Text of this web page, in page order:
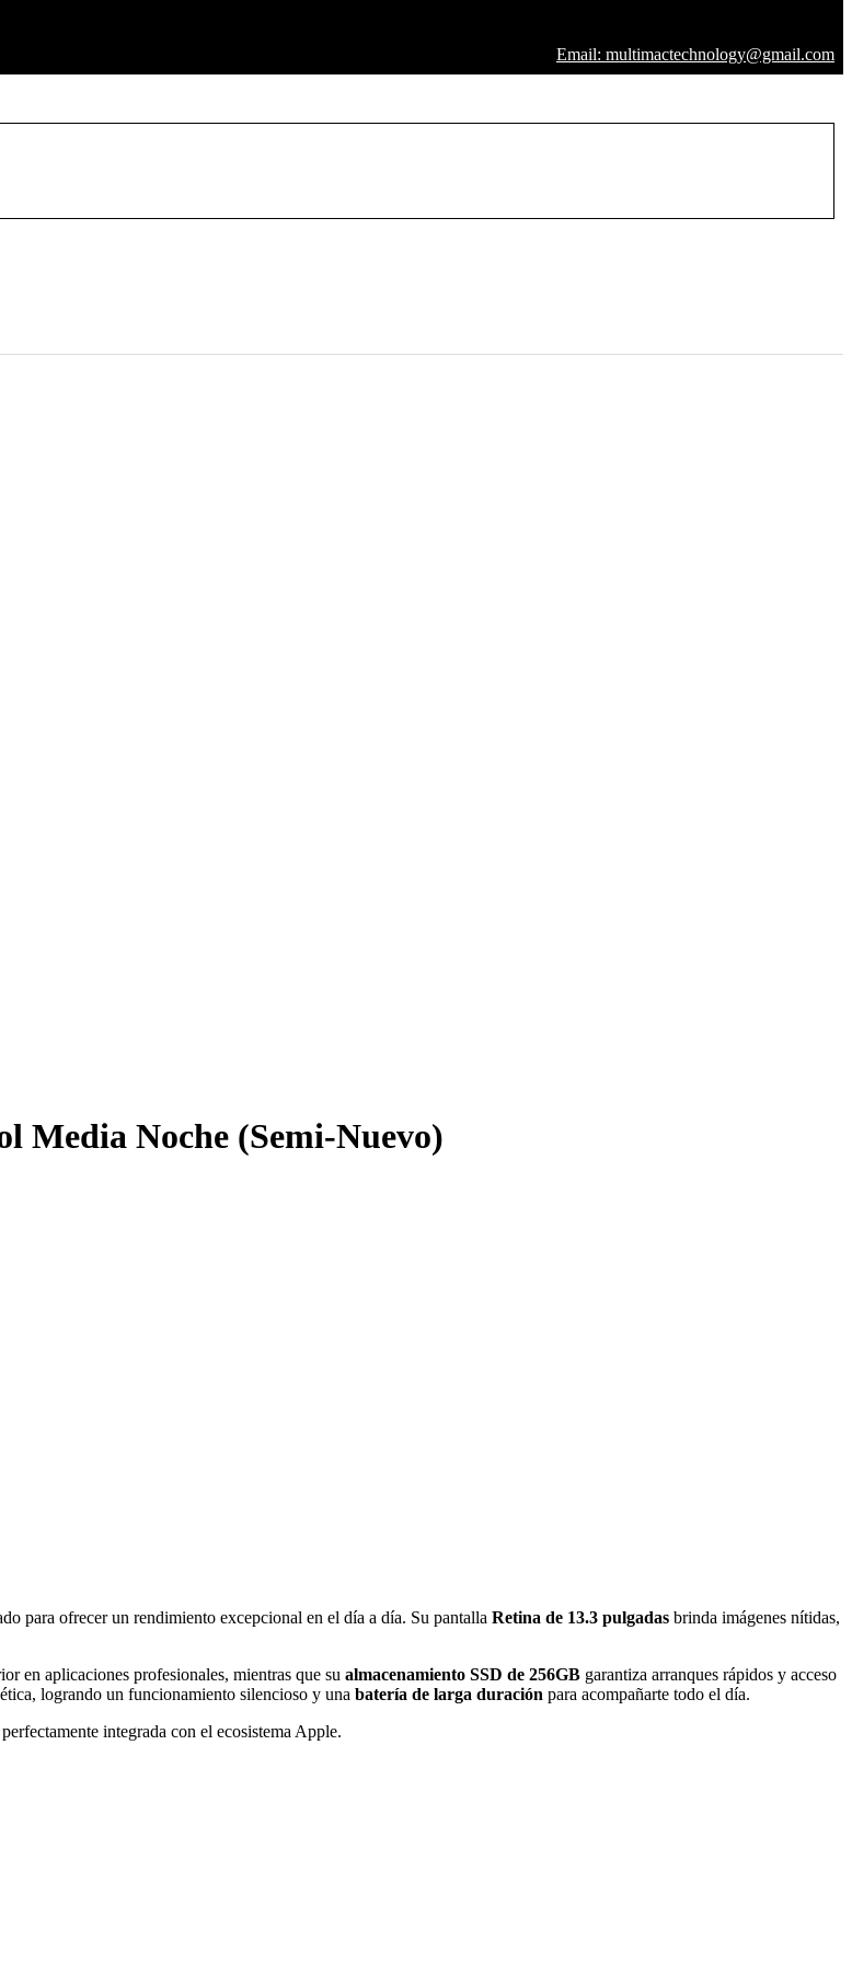
Email: multimactechnology@gmail.com
Media Noche (Semi-Nuevo)
para ofrecer un rendimiento excepcional en el día a día. Su pantalla Retina de 13.3 pulgadas brinda imágenes nítidas,
en aplicaciones profesionales, mientras que su almacenamiento SSD de 256GB garantiza arranques rápidos y acceso
logrando un funcionamiento silencioso y una batería de larga duración para acompañarte todo el día.
integrada con el ecosistema Apple.